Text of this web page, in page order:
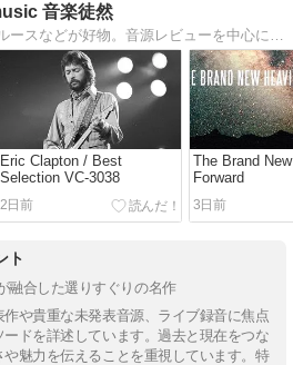
音楽徒然
Eric Clapton / Best
Selection VC-3038
2日前
The Brand
Forward
3日前
ト
融合した選りすぐりの名作
や貴重な未発表音源、ライブ録音に焦点
ドを詳述しています。過去と現在をつな
魅力を伝えることを重視しています。特